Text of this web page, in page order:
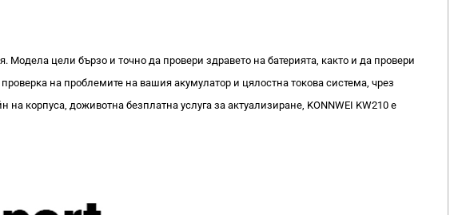
Модела цели бързо и точно да провери здравето на батерията, както и да провери
на проблемите на вашия акумулатор и цялостна токова система, чрез
корпуса, доживотна безплатна услуга за актуализиране, KONNWEI KW210 е